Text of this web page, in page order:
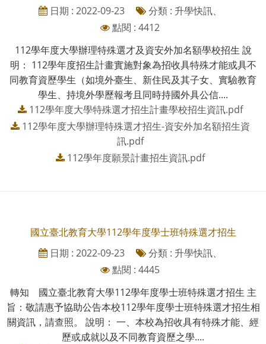
日期 : 2022-09-23
分類 : 升學快訊、
點閱 : 4412
112學年度大學辦理特殊選才及資安外加名額學校招生 說
明： 112學年度招生計畫實施對象為招收具特殊才能或具不
同教育資歷學生（如境外臺生、新住民及其子女、實驗教育
學生、持境外學歷報考且同時持國外具公信....
112學年度大學特殊選才招生計畫學校招生資訊.pdf
112學年度大學辦理特殊選才招生-資安外加名額招生資
訊.pdf
112學年度願景計畫招生資訊.pdf
國立臺北教育大學112學年度學士班特殊選才招生
日期 : 2022-09-23
分類 : 升學快訊、
點閱 : 4445
轉知 國立臺北教育大學112學年度學士班特殊選才招生 主
旨：敬請惠予協助公告本校112學年度學士班特殊選才招生相
關資訊，請查照。 說明： 一、本校為招收具有特殊才能、經
歷或成就以及不同教育資歷之學....